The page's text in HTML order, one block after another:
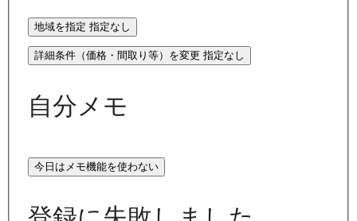
地域を指定 指定なし
詳細条件（価格・間取り等）を変更 指定なし
自分メモ
今日はメモ機能を使わない